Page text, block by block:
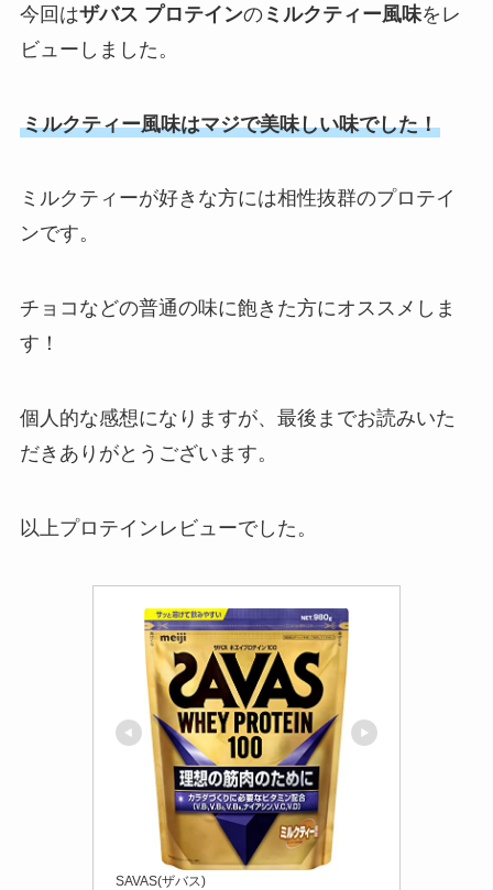
今回はザバス プロテインのミルクティー風味をレ
ビューしました。
ミルクティー風味はマジで美味しい味でした！
ミルクティーが好きな方には相性抜群のプロテイ
ンです。
チョコなどの普通の味に飽きた方にオススメしま
す！
個人的な感想になりますが、最後までお読みいた
だきありがとうございます。
以上プロテインレビューでした。
SAVAS(ザバス)